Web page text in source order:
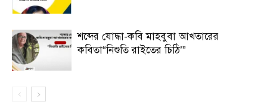
শব্দের যোদ্ধা-কবি মাহবুবা আখতারের
কবিতা“নিশুতি রাইতের চিঠি’”